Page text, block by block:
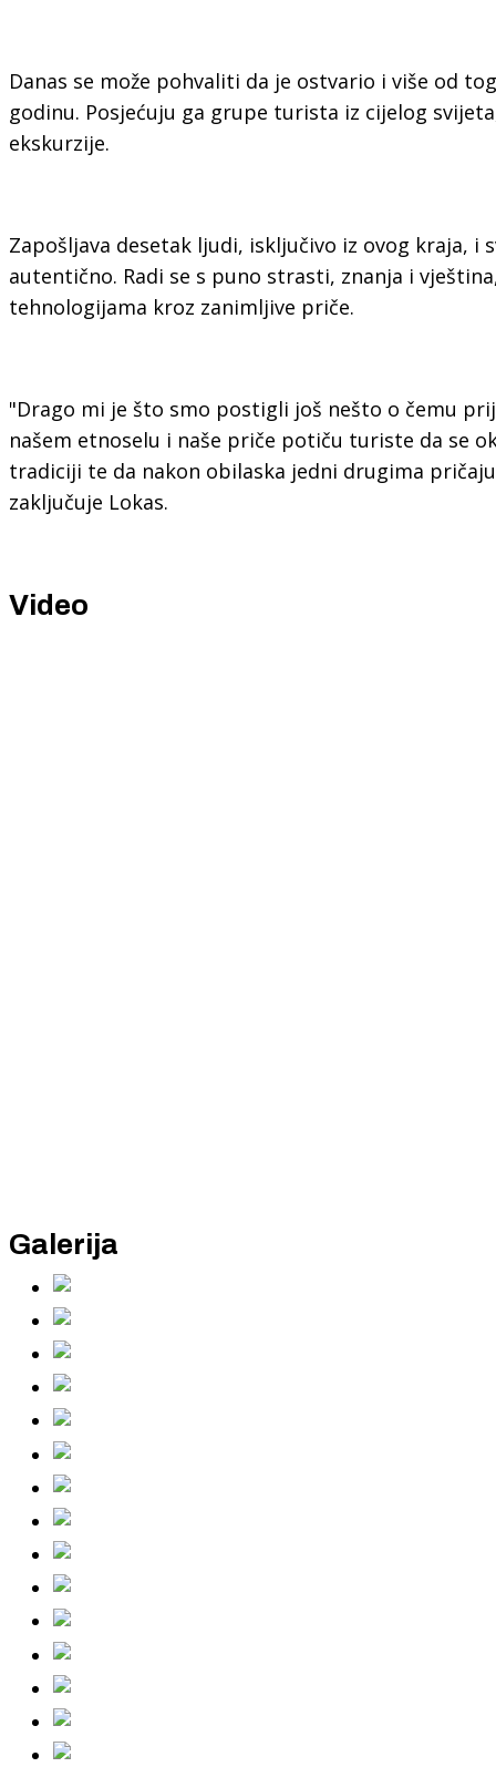
Danas se može pohvaliti da je ostvario i više od
godinu. Posjećuju ga grupe turista iz cijelog
ekskurzije.
Zapošljava desetak ljudi, isključivo iz ovog kraja, i
autentično. Radi se s puno strasti, znanja i
tehnologijama kroz zanimljive priče.
"Drago mi je što smo postigli još nešto o čemu
našem etnoselu i naše priče potiču turiste da se
tradiciji te da nakon obilaska jedni drugima
zaključuje Lokas.
Video
Galerija